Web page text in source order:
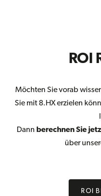
ROI
Möchten Sie vorab
Sie mit 8.HX erzielen
Dann berechnen Sie
über
ROI